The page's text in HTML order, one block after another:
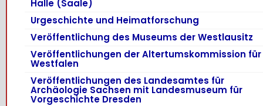
Halle (Saale)
Urgeschichte und Heimatforschung
Veröffentlichung des Museums der Westlausitz
Veröffentlichungen der Altertumskommission für
Westfalen
Veröffentlichungen des Landesamtes für
Archäologie Sachsen mit Landesmuseum für
Vorgeschichte Dresden